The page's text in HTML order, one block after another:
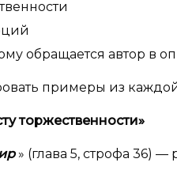
обращается автор в
примеры из
торжественности»
» (глава 5, строфа 36)